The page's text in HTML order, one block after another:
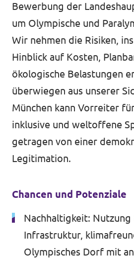
Bewerbung der
um Olympische und
Wir nehmen die Risiken,
Hinblick auf Kosten,
ökologische Belastungen
überwiegen aus unserer
München kann Vorreiter
inklusive und weltoffene
getragen von einer
Legitimation.
Chancen und Potenziale
Nachhaltigkeit:
Infrastruktur,
Olympisches Dorf mit